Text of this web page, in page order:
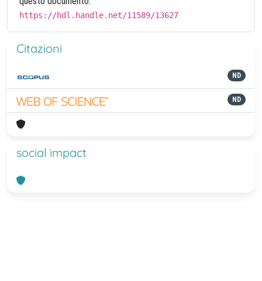
https://hdl.handle.net/11589/13627
Citazioni
ND
ND
social impact